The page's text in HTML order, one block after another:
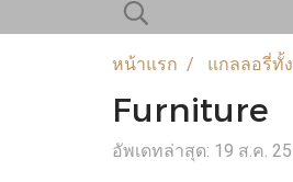
หน้าแรก แกลลอรี่ทั้
Furniture
อัพเดทล่าสุด: 19 ส.ค.